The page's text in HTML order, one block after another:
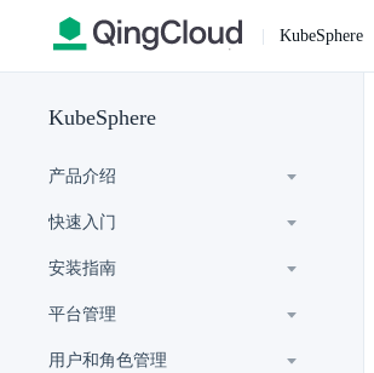
| KubeSphere
KubeSphere
产品介绍
快速入门
安装指南
平台管理
用户和角色管理